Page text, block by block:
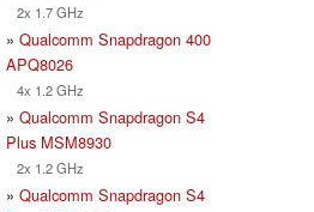
2x 1.7 GHz
» Qualcomm Snapdragon 400
APQ8026
4x 1.2 GHz
» Qualcomm Snapdragon S4
Plus MSM8930
2x 1.2 GHz
» Qualcomm Snapdragon S4